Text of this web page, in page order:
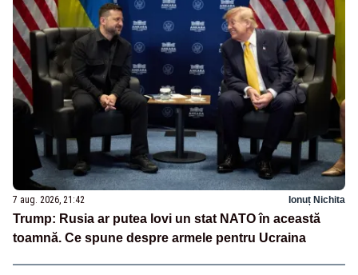
7 aug. 2026, 21:42 Ionuț Nichita
Trump: Rusia ar putea lovi un stat NATO în această
toamnă. Ce spune despre armele pentru Ucraina